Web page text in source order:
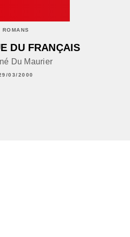
ROMANS
DU FRANÇAIS
Du Maurier
03/2000